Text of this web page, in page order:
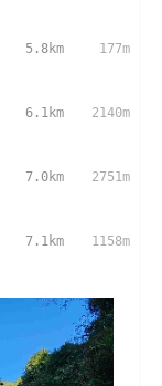
5.8km 177m
6.1km 2140m
7.0km 2751m
7.1km 1158m